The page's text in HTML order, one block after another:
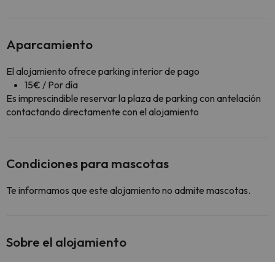
Aparcamiento
El alojamiento ofrece parking interior de pago
15€ / Por día
Es imprescindible reservar la plaza de parking con antelación
contactando directamente con el alojamiento
Condiciones para mascotas
Te informamos que este alojamiento no admite mascotas.
Sobre el alojamiento